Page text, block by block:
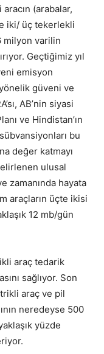
(arabalar,
iki/ üç tekerlekli
milyon varilin
Geçtiğimiz yıl
emisyon
güveni ve
AB’nin siyasi
ve Hindistan’ın
bu
değer katmayı
ulusal
zamanında hayata
araçların üçte ikisi
12 mb/gün
araç tedarik
sağlıyor. Son
araç ve pil
neredeyse 500
yüzde